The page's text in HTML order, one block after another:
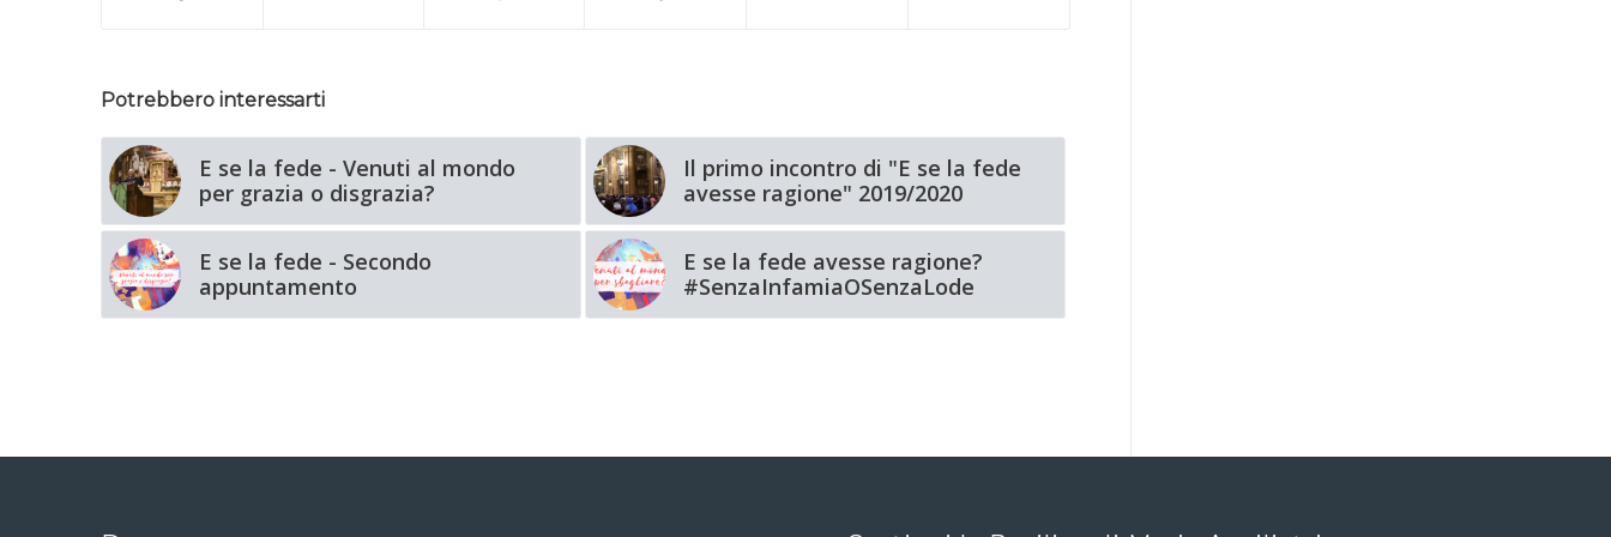
Potrebbero interessarti
E se la fede - Venuti al mondo
per grazia o disgrazia?
Il primo incontro di "E se la fede
avesse ragione" 2019/2020
E se la fede - Secondo
appuntamento
E se la fede avesse ragione?
#SenzaInfamiaOSenzaLode